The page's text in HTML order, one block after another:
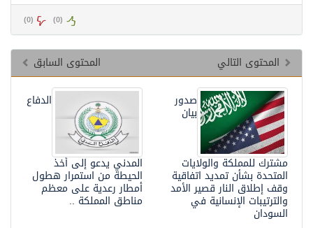
(
0
) (
0
)
المحتوى السابق
المحتوى التالي
الدفاع
المدني يدعو إلى أخذ
الحيطة من استمرار هطول
أمطار رعدية على معظم
مناطق المملكة ..
صدور
بيان
مشترك للمملكة والولايات
المتحدة بشأن تمديد اتفاقية
وقف إطلاق النار قصير الأمد
والترتيبات الإنسانية في
السودان